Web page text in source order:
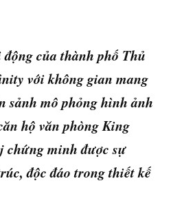
của thành phố Thủ
với không gian mang
sảnh mô phỏng hình ảnh
hộ văn phòng King
minh được sự
độc đáo trong thiết kế